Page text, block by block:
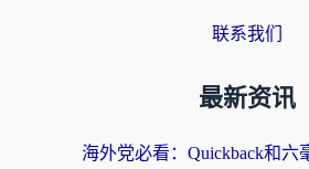
联系我们
最新资讯